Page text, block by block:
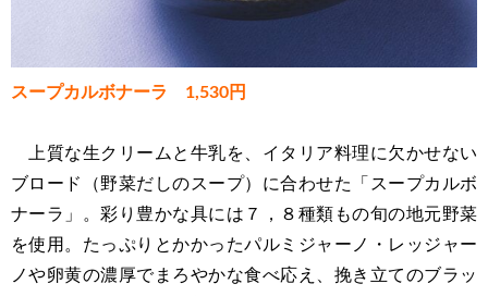
スープカルボナーラ 1,530円
上質な生クリームと牛乳を、イタリア料理に欠かせない
ブロード（野菜だしのスープ）に合わせた「スープカルボ
ナーラ」。彩り豊かな具には７，８種類もの旬の地元野菜
を使用。たっぷりとかかったパルミジャーノ・レッジャー
ノや卵黄の濃厚でまろやかな食べ応え、挽き立てのブラッ